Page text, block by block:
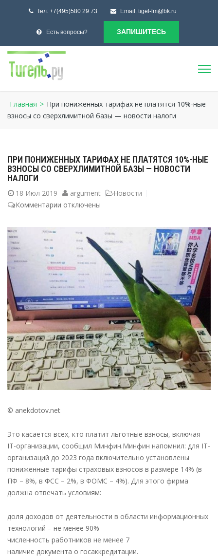
Тел: +7(495)580 29 73 Email: tigel-lm@bk.ru
Есть вопросы? ЗАПИШИТЕСЬ
Главная > При пониженных тарифах не платятся 10%-ные
взносы со сверхлимитной базы — новости налоги
ПРИ ПОНИЖЕННЫХ ТАРИФАХ НЕ ПЛАТЯТСЯ 10%-НЫЕ
ВЗНОСЫ СО СВЕРХЛИМИТНОЙ БАЗЫ — НОВОСТИ
НАЛОГИ
18 Июл 2019 argument
Новости
Комментарии к
пониженных
тарифах
не
платятся
10%-
ные
взносы
со
сверхлимитной
базы
—
новости
налоги
отключены
© anekdotov.net
Это касается всех, кто платит льготные взносы, включая
IT-организации, сообщил Минфин.Минфин напомнил: для IT-
организаций до 2023 года включительно установлены
пониженные тарифы страховых взносов в размере 14% (в
ПФ – 8%, в ФСС – 2%, в ФОМС – 4%). Для этого фирма
должна отвечать условиям:
доля доходов от деятельности в области информационных
технологий – не менее 90%
численность работников не менее 7
наличие документа о госаккредитации.